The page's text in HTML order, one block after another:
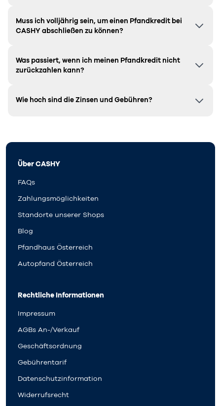
Muss ich volljährig sein, um einen Pfandkredit bei
CASHY abschließen zu können?
Was passiert, wenn ich meinen Pfandkredit nicht
zurückzahlen kann?
Wie hoch sind die Zinsen und Gebühren?
Über CASHY
FAQs
Zahlungsmöglichkeiten
Standorte unserer Shops
Blog
Pfandhaus Österreich
Autopfand Österreich
Rechtliche Informationen
Impressum
AGBs An-/Verkauf
Geschäftsordnung
Gebührentarif
Datenschutzinformation
Widerrufsrecht